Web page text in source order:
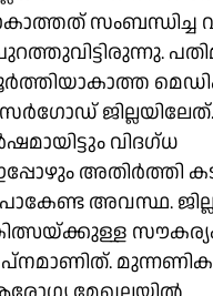
സംബന്ധിച്ച
ജില്ലയിലേത്.
വിദഗ്ധ
അതിർത്തി
അവസ്ഥ.